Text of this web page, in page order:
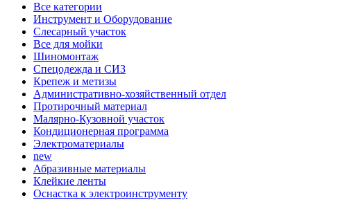
Все категории
Инструмент и Оборудование
Слесарный участок
Все для мойки
Шиномонтаж
Спецодежда и СИЗ
Крепеж и метизы
Административно-хозяйственный отдел
Протирочный материал
Малярно-Кузовной участок
Кондиционерная программа
Электроматериалы
new
Абразивные материалы
Клейкие ленты
Оснастка к электроинструменту